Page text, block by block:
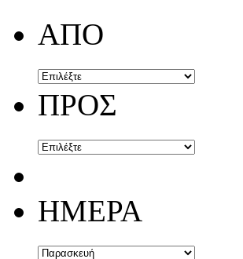
ΑΠΟ
ΠΡΟΣ
ΗΜΕΡΑ